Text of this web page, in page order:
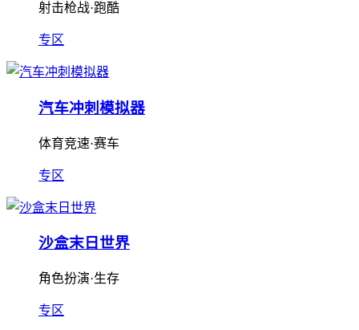
射击枪战·跑酷
专区
汽车冲刺模拟器
体育竞速·赛车
专区
沙盒末日世界
角色扮演·生存
专区